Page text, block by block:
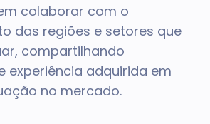
colaborar com o
das regiões e setores que
compartilhando
experiência adquirida em
no mercado.